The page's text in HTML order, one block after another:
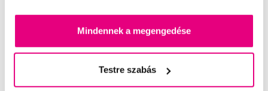
Mindennek a megengedése
Testre szabás
Dr. Szabó Dániel
a Profimed fogorvosa, Lioral Fogászati